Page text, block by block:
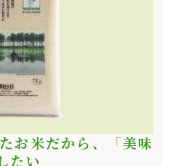
お米だから、「美味
たい